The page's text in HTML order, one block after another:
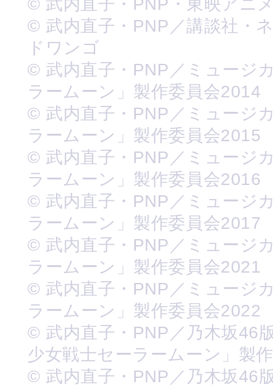
© 武内直子・PNP・東映アニ
© 武内直子・PNP／講談社・
ドワンゴ
© 武内直子・PNP／ミュージ
ラームーン」製作委員会2014
© 武内直子・PNP／ミュージ
ラームーン」製作委員会2015
© 武内直子・PNP／ミュージ
ラームーン」製作委員会2016
© 武内直子・PNP／ミュージ
ラームーン」製作委員会2017
© 武内直子・PNP／ミュージ
ラームーン」製作委員会2021
© 武内直子・PNP／ミュージ
ラームーン」製作委員会2022
© 武内直子・PNP／乃木坂46
少女戦士セーラームーン」製
© 武内直子・PNP／乃木坂46